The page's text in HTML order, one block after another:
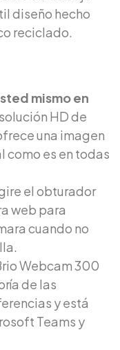
diseño hecho
reciclado.
mismo en
HD de
una imagen
como es en todas
el obturador
web para
cuando no
Webcam 300
de las
y está
Teams y